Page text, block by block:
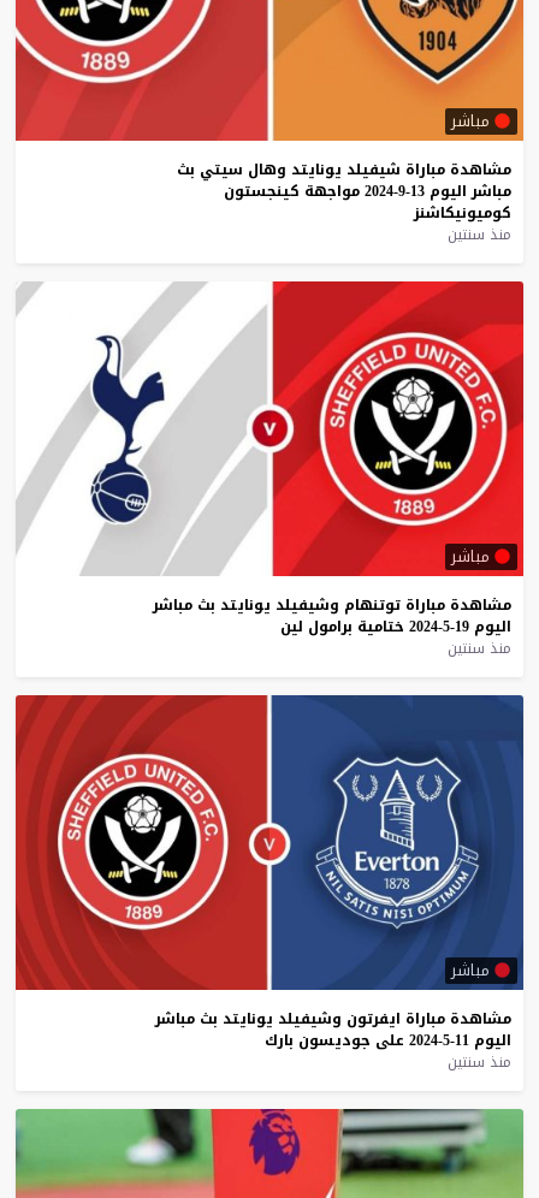
مباشر
مشاهدة مباراة شيفيلد يونايتد وهال سيتي بث
مباشر اليوم 13-9-2024 مواجهة كينجستون
كوميونيكاشنز
منذ سنتين
مباشر
مشاهدة مباراة توتنهام وشيفيلد يونايتد بث مباشر
اليوم 19-5-2024 ختامية برامول لين
منذ سنتين
مباشر
مشاهدة مباراة ايفرتون وشيفيلد يونايتد بث مباشر
اليوم 11-5-2024 على جوديسون بارك
منذ سنتين